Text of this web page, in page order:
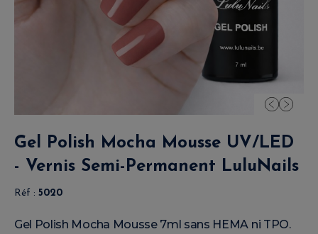
Gel Polish Mocha Mousse UV/LED
- Vernis Semi-Permanent LuluNails
Réf : 5020
Gel Polish Mocha Mousse 7ml sans HEMA ni TPO.